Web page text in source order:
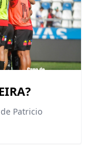
Patricio